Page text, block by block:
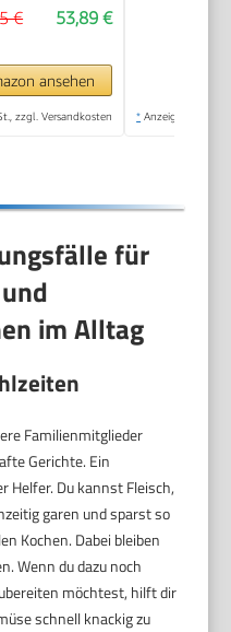
53,89 €
€
ansehen
zzgl. Versandkosten * Anzeige
für
im Alltag
Familienmitglieder
Gerichte. Ein
Helfer. Du kannst Fleisch,
garen und sparst so
Kochen. Dabei bleiben
Wenn du dazu noch
möchtest, hilft dir
schnell knackig zu